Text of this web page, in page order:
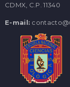
CDMX, C.P. 11340
E-mail: